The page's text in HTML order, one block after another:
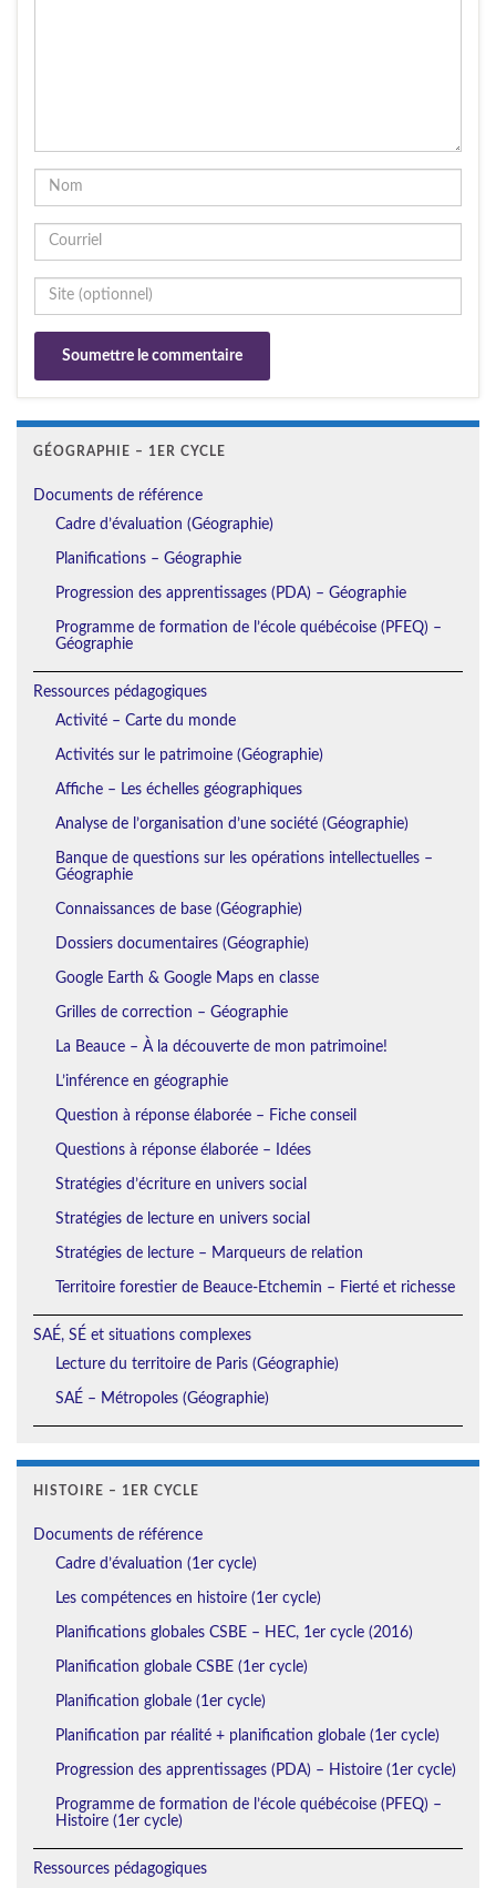
GÉOGRAPHIE – 1ER CYCLE
Documents de référence
Cadre d’évaluation (Géographie)
Planifications – Géographie
Progression des apprentissages (PDA) – Géographie
Programme de formation de l’école québécoise (PFEQ) –
Géographie
Ressources pédagogiques
Activité – Carte du monde
Activités sur le patrimoine (Géographie)
Affiche – Les échelles géographiques
Analyse de l’organisation d’une société (Géographie)
Banque de questions sur les opérations intellectuelles –
Géographie
Connaissances de base (Géographie)
Dossiers documentaires (Géographie)
Google Earth & Google Maps en classe
Grilles de correction – Géographie
La Beauce – À la découverte de mon patrimoine!
L’inférence en géographie
Question à réponse élaborée – Fiche conseil
Questions à réponse élaborée – Idées
Stratégies d’écriture en univers social
Stratégies de lecture en univers social
Stratégies de lecture – Marqueurs de relation
Territoire forestier de Beauce-Etchemin – Fierté et richesse
SAÉ, SÉ et situations complexes
Lecture du territoire de Paris (Géographie)
SAÉ – Métropoles (Géographie)
HISTOIRE – 1ER CYCLE
Documents de référence
Cadre d’évaluation (1er cycle)
Les compétences en histoire (1er cycle)
Planifications globales CSBE – HEC, 1er cycle (2016)
Planification globale CSBE (1er cycle)
Planification globale (1er cycle)
Planification par réalité + planification globale (1er cycle)
Progression des apprentissages (PDA) – Histoire (1er cycle)
Programme de formation de l’école québécoise (PFEQ) –
Histoire (1er cycle)
Ressources pédagogiques